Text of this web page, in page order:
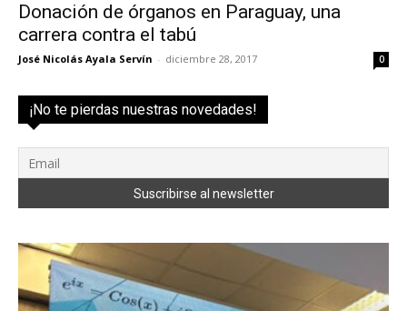
Donación de órganos en Paraguay, una
carrera contra el tabú
José Nicolás Ayala Servín - diciembre 28, 2017 0
¡No te pierdas nuestras novedades!